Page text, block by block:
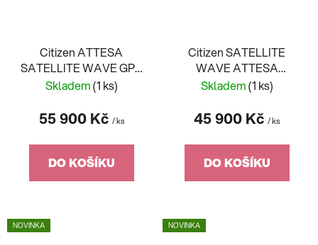
Citizen ATTESA
SATELLITE WAVE GPS
CC4076-65A
Skladem(1 ks)
55 900 Kč / ks
DO KOŠÍKU
Citizen SATELLITE
WAVE ATTESA
CC4075-50L
Skladem(1 ks)
45 900 Kč / ks
DO KOŠÍKU
NOVINKA NOVINKA